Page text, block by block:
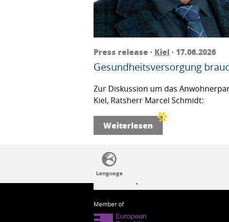
Press release · Kiel · 17.06.2026
Gesundheitsversorgung
Zur Diskussion um das
Kiel, Ratsherr Marcel Schmidt:
Weiterlesen
SSW politics from A to Z
Member of